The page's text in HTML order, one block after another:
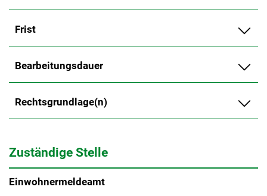
Frist
Bearbeitungsdauer
Rechtsgrundlage(n)
Zuständige Stelle
Einwohnermeldeamt